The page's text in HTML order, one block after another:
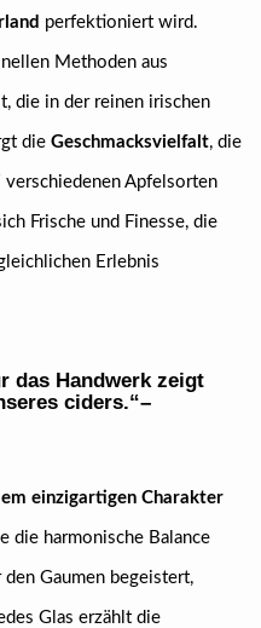
perfektioniert wird.
Methoden aus
die in der reinen irischen
die Geschmacksvielfalt, die
Apfelsorten
Frische und Finesse, die
Erlebnis
das Handwerk zeigt
ciders.“–
einzigartigen Charakter
die harmonische Balance
Gaumen begeistert,
Glas erzählt die